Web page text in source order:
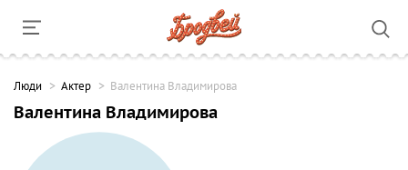
Люди Актер Валентина Владимирова
Валентина Владимирова